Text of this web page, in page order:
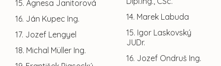
15. Agnesa Janitorová
16. Ján Kupec Ing.
17. Jozef Lengyel
18. Michal Müller Ing.
14. Marek Labuda
15. Igor Laskovský
JUDr.
16. Jozef Ondruš Ing.